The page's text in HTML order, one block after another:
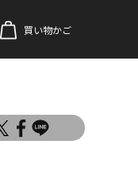
買い物かご